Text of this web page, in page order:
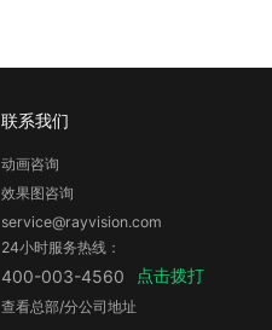
联系我们
动画咨询
效果图咨询
service@rayvision.com
24小时服务热线：
400-003-4560 点击拨打
查看总部/分公司地址